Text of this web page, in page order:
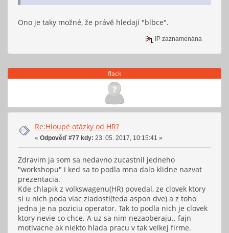
Ono je taky možné, že právě hledají "blbce".
IP zaznamenána
flack
Re:Hloupé otázky od HR?
« Odpověď #77 kdy: 23. 05. 2017, 10:15:41 »
Zdravim ja som sa nedavno zucastnil jedneho
"workshopu" i ked sa to podla mna dalo klidne nazvat
prezentacia.
Kde chlapik z volkswagenu(HR) povedal, ze clovek ktory
si u nich poda viac ziadosti(teda aspon dve) a z toho
jedna je na poziciu operator. Tak to podla nich je clovek
ktory nevie co chce. A uz sa nim nezaoberaju.. fajn
motivacne ak niekto hlada pracu v tak velkej firme.